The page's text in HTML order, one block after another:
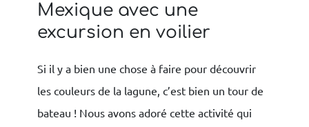
Mexique avec une
excursion en voilier
Si il y a bien une chose à faire pour découvrir
les couleurs de la lagune, c’est bien un tour de
bateau ! Nous avons adoré cette activité qui